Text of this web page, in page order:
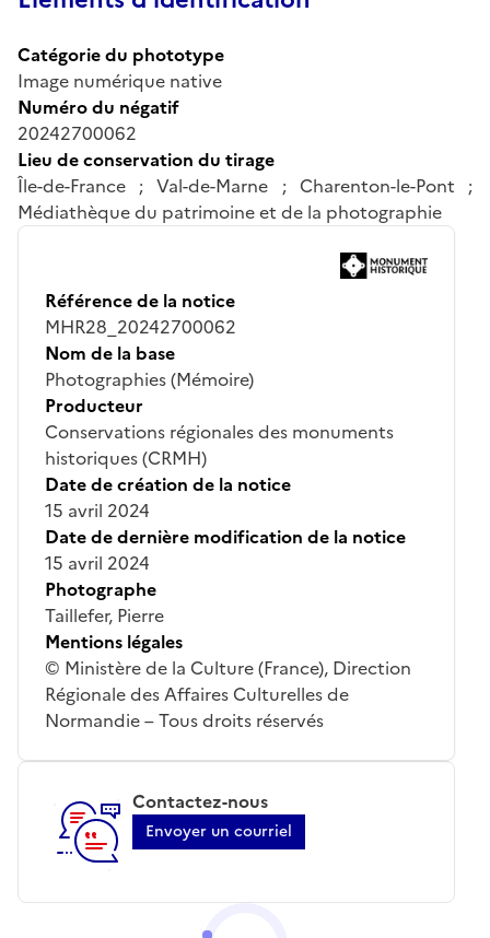
Catégorie du phototype
Image numérique native
Numéro du négatif
20242700062
Lieu de conservation du tirage
Île-de-France ; Val-de-Marne ; Charenton-le-Pont ;
Médiathèque du patrimoine et de la photographie
Référence de la notice
MHR28_20242700062
Nom de la base
Photographies (Mémoire)
Producteur
Conservations régionales des monuments
historiques (CRMH)
Date de création de la notice
15 avril 2024
Date de dernière modification de la notice
15 avril 2024
Photographe
Taillefer, Pierre
Mentions légales
© Ministère de la Culture (France), Direction
Régionale des Affaires Culturelles de
Normandie – Tous droits réservés
Contactez-nous
Envoyer un courriel